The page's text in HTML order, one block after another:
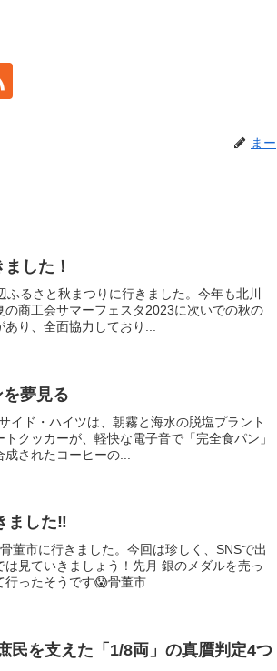
まー
した！
るさと秋まつりに行きました。今年も北川
商工会サマーフェスタ2023に次いでの秋の
り、全面協力しており...
を夢見る
イド・ハイツは、朝霧と海水の脱塩プラント
クッカーが、軽快な電子音で「完全食パン」
されたコーヒーの...
ました‼️
董市に行きました。今回は珍しく、SNSで出
見ていきましょう！先月 銀のメダルを売っ
行ったそうです😱骨董市...
民を支えた「1/8両」の真贋判定4つ